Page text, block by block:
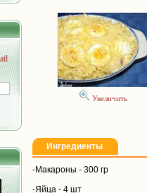
Увеличить
Ингредиенты
-Макароны - 300 гр
-Яйца - 4 шт